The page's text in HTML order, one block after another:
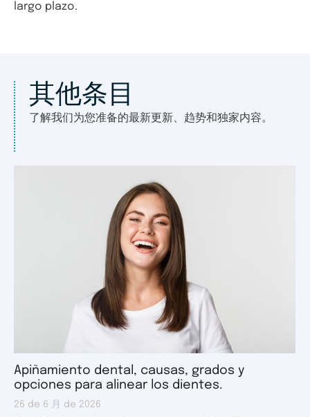
largo plazo.
其他条目
了解我们为您准备的最新更新、趋势和独家内容。
Apiñamiento dental, causas, grados y
opciones para alinear los dientes.
26 de 6 月 de 2026